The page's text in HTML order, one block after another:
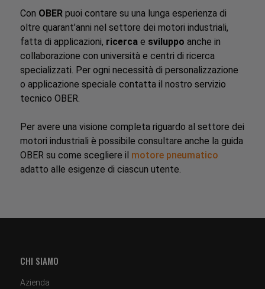
Con OBERpuoi contare su una lunga esperienza di
oltre quarant’anni nel settore dei motori industriali,
fatta di applicazioni, ricercae sviluppo anche in
collaborazione con università e centri di ricerca
specializzati. Per ogni necessità di personalizzazione
o applicazione speciale contatta il nostro servizio
tecnico OBER.
Per avere una visione completa riguardo al settore dei
motori industriali è possibile consultare anche la guida
OBER su come scegliere il motore pneumatico
adatto alle esigenze di ciascun utente.
CHI SIAMO
Azienda